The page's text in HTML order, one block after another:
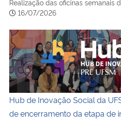
Realização das oficinas semanais
16/07/2026
Hub de Inovação Social da
Hub de Inovação Social da
de encerramento da etapa de